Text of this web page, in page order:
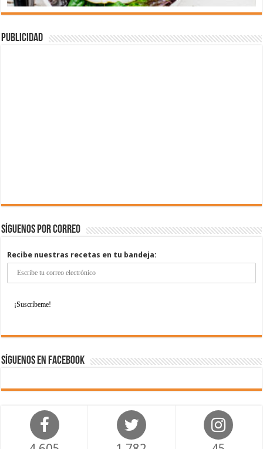
Publicidad
Síguenos por correo
Recibe nuestras recetas en tu bandeja:
Síguenos en Facebook